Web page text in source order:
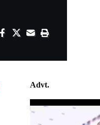
Advt.
Video